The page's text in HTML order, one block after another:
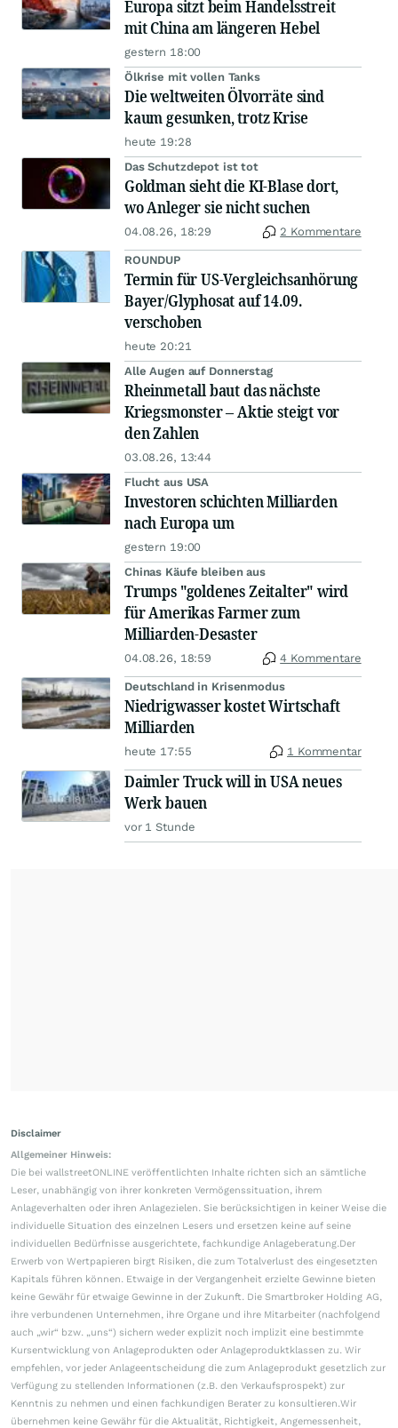
Europa sitzt beim Handelsstreit
mit China am längeren Hebel
gestern 18:00
Ölkrise mit vollen Tanks
Die weltweiten Ölvorräte sind
kaum gesunken, trotz Krise
heute 19:28
Das Schutzdepot ist tot
Goldman sieht die KI-Blase dort,
wo Anleger sie nicht suchen
04.08.26, 18:29 2 Kommentare
ROUNDUP
Termin für US-Vergleichsanhörung
Bayer/Glyphosat auf 14.09.
verschoben
heute 20:21
Alle Augen auf Donnerstag
Rheinmetall baut das nächste
Kriegsmonster – Aktie steigt vor
den Zahlen
03.08.26, 13:44
Flucht aus USA
Investoren schichten Milliarden
nach Europa um
gestern 19:00
Chinas Käufe bleiben aus
Trumps "goldenes Zeitalter" wird
für Amerikas Farmer zum
Milliarden-Desaster
04.08.26, 18:59 4 Kommentare
Deutschland in Krisenmodus
Niedrigwasser kostet Wirtschaft
Milliarden
heute 17:55 1 Kommentar
Daimler Truck will in USA neues
Werk bauen
vor 1 Stunde
Disclaimer
Allgemeiner Hinweis:
Die bei wallstreetONLINE veröffentlichten Inhalte richten sich an sämtliche
Leser, unabhängig von ihrer konkreten Vermögenssituation, ihrem
Anlageverhalten oder ihren Anlagezielen. Sie berücksichtigen in keiner Weise die
individuelle Situation des einzelnen Lesers und ersetzen keine auf seine
individuellen Bedürfnisse ausgerichtete, fachkundige Anlageberatung.Der
Erwerb von Wertpapieren birgt Risiken, die zum Totalverlust des eingesetzten
Kapitals führen können. Etwaige in der Vergangenheit erzielte Gewinne bieten
keine Gewähr für etwaige Gewinne in der Zukunft. Die Smartbroker Holding AG,
ihre verbundenen Unternehmen, ihre Organe und ihre Mitarbeiter (nachfolgend
auch „wir“ bzw. „uns“) sichern weder explizit noch implizit eine bestimmte
Kursentwicklung von Anlageprodukten oder Anlageproduktklassen zu. Wir
empfehlen, vor jeder Anlageentscheidung die zum Anlageprodukt gesetzlich zur
Verfügung zu stellenden Informationen (z.B. den Verkaufsprospekt) zur
Kenntnis zu nehmen und einen fachkundigen Berater zu konsultieren.Wir
übernehmen keine Gewähr für die Aktualität, Richtigkeit, Angemessenheit,